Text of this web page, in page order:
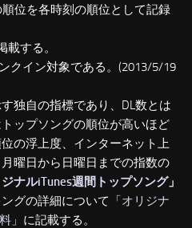
位を各時刻の順位として記録
載する。
クイン対象である。(2013/5/19
独自の指標であり、DL数とは
ップソングの順位が高いほど
の浮上度、インターネット上
曜日から日曜日までの指数の
ナルiTunes週間トップソング」
グの詳細について「オリジナ
」に記載する。